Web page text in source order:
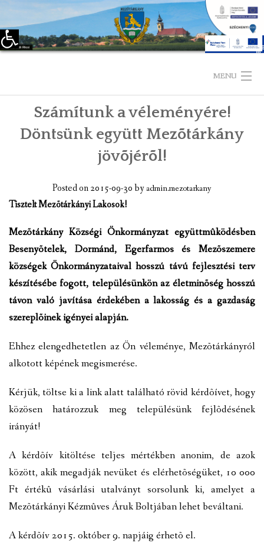
Eszköztár megnyitása
MENU
KEZDŐLAP
KAPCSOLAT
ÖNKORMÁNYZAT
KÉPVISELŐ-TESTÜLET
VÁLASZTÁSI INFORMÁCIÓK
NEMZETISÉGI ÖNKORMÁNYZAT
PÁLYÁZATOK
HIRDETMÉNYEK
ÓVODA ÉS MINI BÖLCSŐDE
Számítunk a véleményére!
Döntsünk együtt Mezõtárkány
jövõjérõl!
Posted on2015-09-30byadmin.mezotarkany
Tisztelt Mezõtárkányi Lakosok!
Mezõtárkány Községi Önkormányzat együttmûködésben
Besenyõtelek, Dormánd, Egerfarmos és Mezõszemere
községek Önkormányzataival hosszú távú fejlesztési terv
készítésébe fogott, településünkön az életminõség hosszú
távon való javítása érdekében a lakosság és a gazdaság
szereplõinek igényei alapján.
Ehhez elengedhetetlen az Ön véleménye, Mezõtárkányról
alkotott képének megismerése.
Kérjük, töltse ki a link alatt található rövid kérdõívet, hogy
közösen határozzuk meg településünk fejlõdésének
irányát!
A kérdõív kitöltése teljes mértékben anonim, de azok
között, akik megadják nevüket és elérhetõségüket, 10 000
Ft értékû vásárlási utalványt sorsolunk ki, amelyet a
Mezõtárkányi Kézmûves Áruk Boltjában lehet beváltani.
A kérdõív 2015. október 9. napjáig érhetõ el.